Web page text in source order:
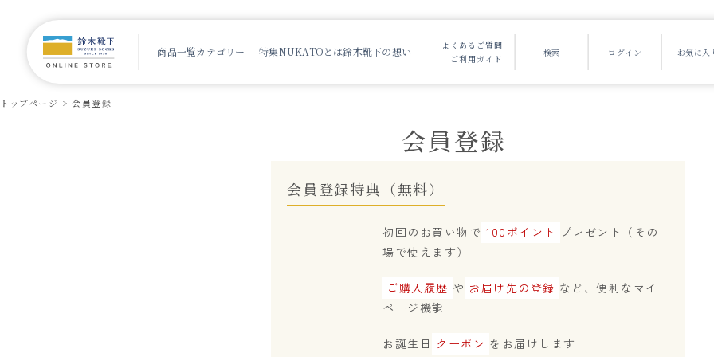
商品一覧カテゴリー 特集NUKATOとは鈴木靴下の想い
よくあるご質問
ご利用ガイド
トップページ 会員登録
会員登録
会員登録特典（無料）
初回のお買い物で 100ポイント プレゼント（その
場で使えます）
ご購入履歴 や お届け先の登録 など、便利なマイ
ページ機能
お誕生日 クーポン をお届けします